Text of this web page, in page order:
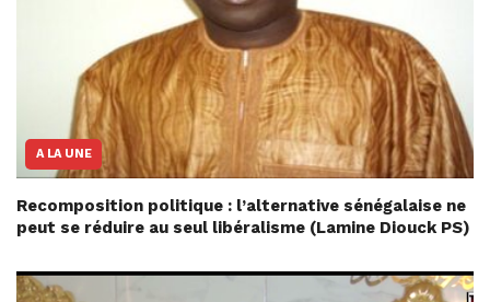
A LA UNE
Recomposition politique : l’alternative sénégalaise ne
peut se réduire au seul libéralisme (Lamine Diouck PS)